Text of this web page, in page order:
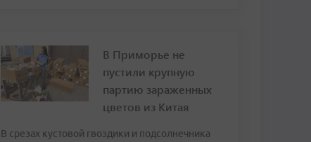
В Приморье не
пустили крупную
партию зараженных
цветов из Китая
В срезах кустовой гвоздики и подсолнечника